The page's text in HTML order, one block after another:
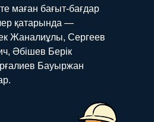
маған бағыт-бағдар
қатарында —
Жаналиұлы, Сергеев
Әбішев Берік
Бауыржан